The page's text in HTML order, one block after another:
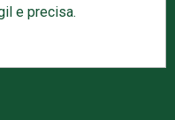
e precisa.